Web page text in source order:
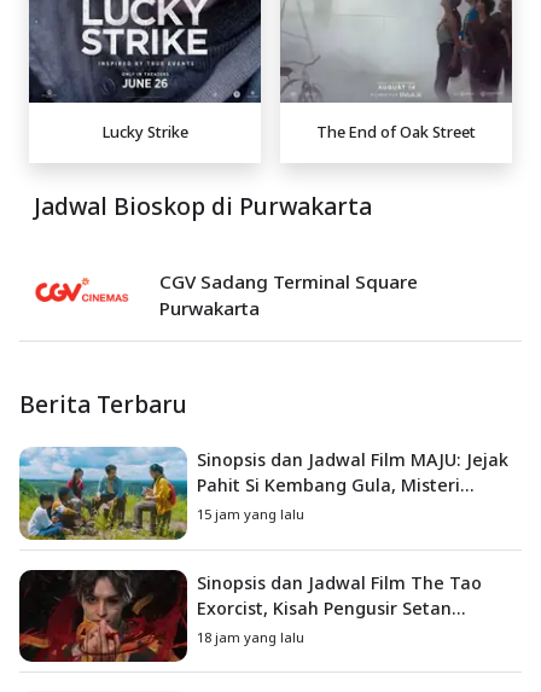
Lucky Strike The End of Oak Street
Jadwal Bioskop di Purwakarta
CGV Sadang Terminal Square
Purwakarta
Berita Terbaru
Sinopsis dan Jadwal Film MAJU: Jejak
Pahit Si Kembang Gula, Misteri
Hilangnya Bagas di Lokasi Jambore
15 jam yang lalu
Sinopsis dan Jadwal Film The Tao
Exorcist, Kisah Pengusir Setan
Melawan Kutukan Mematikan
18 jam yang lalu